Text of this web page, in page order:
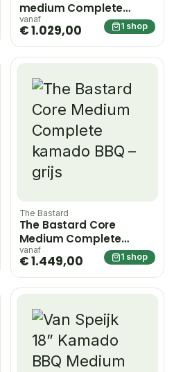
medium Complete
kamado BBQ
vanaf
€ 1.029,00 1 shop
The Bastard
The Bastard Core
Medium Complete
kamado BBQ – grijs
vanaf
€ 1.449,00 1 shop